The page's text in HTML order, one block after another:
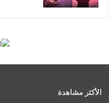
الأكثر مشاهدة